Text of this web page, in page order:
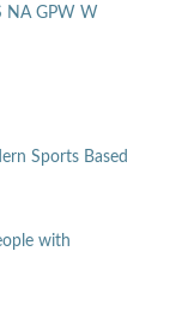
NA GPW W
Sports Based
with